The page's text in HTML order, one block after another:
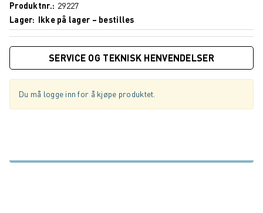
Produktnr.
29227
Lager
Ikke på lager – bestilles
SERVICE OG TEKNISK HENVENDELSER
Du må logge inn for å kjøpe produktet.